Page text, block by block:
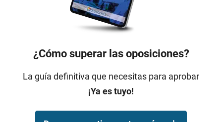
¿Cómo superar las oposiciones?
La guía definitiva que necesitas para aprobar
¡Ya es tuyo!